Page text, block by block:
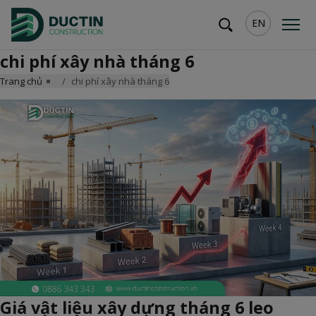
EN
chi phí xây nhà tháng 6
Trang chủ chi phí xây nhà tháng 6
Giá vật liệu xây dựng tháng 6 leo